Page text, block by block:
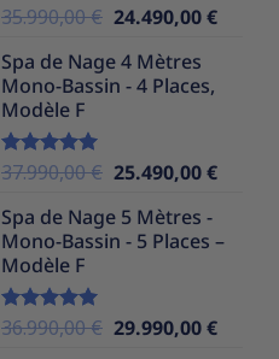
Note5.00
35.990,00€ Le
initial
était :
24.490,00€Le
Spa de Nage 4 Mètres
Mono-Bassin - 4 Places,
Modèle F
Note5.00
37.990,00€ Le
initial
était :
25.490,00€Le
est :
Spa de Nage 5 Mètres -
Mono-Bassin - 5 Places –
Modèle F
Note5.00
36.990,00€ Le
29.990,00€Le